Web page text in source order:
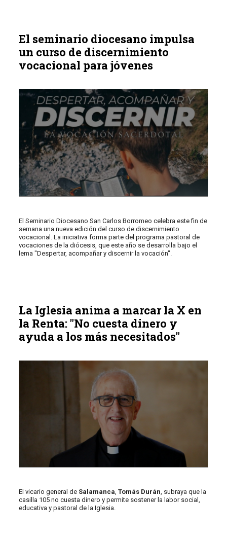
El seminario diocesano impulsa
un curso de discernimiento
vocacional para jóvenes
El Seminario Diocesano San Carlos Borromeo celebra este fin de
semana una nueva edición del curso de discernimiento
vocacional. La iniciativa forma parte del programa pastoral de
vocaciones de la diócesis, que este año se desarrolla bajo el
lema "Despertar, acompañar y discernir la vocación".
La Iglesia anima a marcar la X en
la Renta: "No cuesta dinero y
ayuda a los más necesitados"
El vicario general de Salamanca, Tomás Durán, subraya que la
casilla 105 no cuesta dinero y permite sostener la labor social,
educativa y pastoral de la Iglesia.